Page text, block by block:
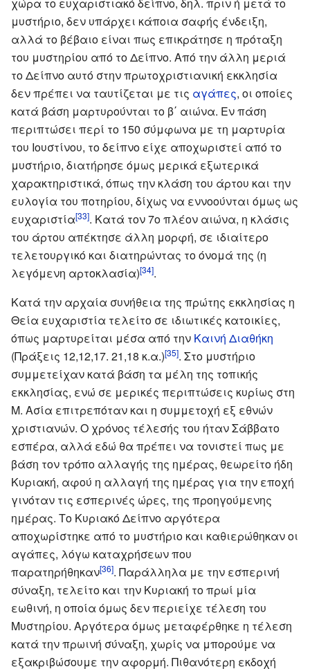
μυστήριο, δεν υπάρχει κάποια σαφής ένδειξη,
αλλά το βέβαιο είναι πως επικράτησε η πρόταξη
του μυστηρίου από το Δείπνο. Από την άλλη μεριά
το Δείπνο αυτό στην πρωτοχριστιανική εκκλησία
δεν πρέπει να ταυτίζεται με τις αγάπες, οι οποίες
κατά βάση μαρτυρούνται το β΄ αιώνα. Εν πάση
περιπτώσει περί το 150 σύμφωνα με τη μαρτυρία
του Ιουστίνου, το δείπνο είχε αποχωριστεί από το
μυστήριο, διατήρησε όμως μερικά εξωτερικά
χαρακτηριστικά, όπως την κλάση του άρτου και την
ευλογία του ποτηρίου, δίχως να εννοούνται όμως ως
ευχαριστία[33]. Κατά τον 7ο πλέον αιώνα, η κλάσις
του άρτου απέκτησε άλλη μορφή, σε ιδιαίτερο
τελετουργικό και διατηρώντας το όνομά της (η
λεγόμενη αρτοκλασία)[34].
Κατά την αρχαία συνήθεια της πρώτης εκκλησίας η
Θεία ευχαριστία τελείτο σε ιδιωτικές κατοικίες,
όπως μαρτυρείται μέσα από την Καινή Διαθήκη
(Πράξεις 12,12,17. 21,18 κ.α.)[35]. Στο μυστήριο
συμμετείχαν κατά βάση τα μέλη της τοπικής
εκκλησίας, ενώ σε μερικές περιπτώσεις κυρίως στη
Μ. Ασία επιτρεπόταν και η συμμετοχή εξ εθνών
χριστιανών. Ο χρόνος τέλεσής του ήταν Σάββατο
εσπέρα, αλλά εδώ θα πρέπει να τονιστεί πως με
βάση τον τρόπο αλλαγής της ημέρας, θεωρείτο ήδη
Κυριακή, αφού η αλλαγή της ημέρας για την εποχή
γινόταν τις εσπερινές ώρες, της προηγούμενης
ημέρας. Το Κυριακό Δείπνο αργότερα
αποχωρίστηκε από το μυστήριο και καθιερώθηκαν οι
αγάπες, λόγω καταχρήσεων που
παρατηρήθηκαν[36]. Παράλληλα με την εσπερινή
σύναξη, τελείτο και την Κυριακή το πρωί μία
εωθινή, η οποία όμως δεν περιείχε τέλεση του
Μυστηρίου. Αργότερα όμως μεταφέρθηκε η τέλεση
κατά την πρωινή σύναξη, χωρίς να μπορούμε να
εξακριβώσουμε την αφορμή. Πιθανότερη εκδοχή